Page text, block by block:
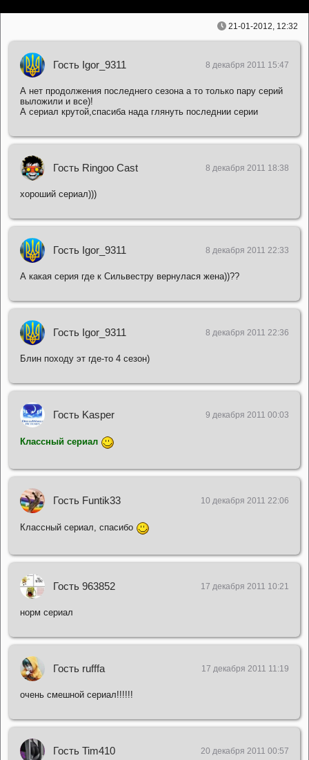
21-01-2012, 12:32
Гость Igor_9311 8 декабря 2011 15:47
А нет продолжения последнего сезона а то только пару серий
выложили и все)!
А сериал крутой,спасиба нада глянуть последнии серии
Гость Ringoo Cast 8 декабря 2011 18:38
хороший сериал)))
Гость Igor_9311 8 декабря 2011 22:33
А какая серия где к Сильвестру вернулася жена))??
Гость Igor_9311 8 декабря 2011 22:36
Блин походу эт где-то 4 сезон)
Гость Kasper 9 декабря 2011 00:03
Классный сериал
Гость Funtik33 10 декабря 2011 22:06
Классный сериал, спасибо
Гость 963852 17 декабря 2011 10:21
норм сериал
Гость rufffa 17 декабря 2011 11:19
очень смешной сериал!!!!!!
Гость Tim410 20 декабря 2011 00:57